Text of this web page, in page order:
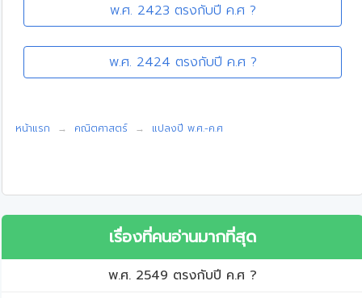
พ.ศ. 2423 ตรงกับปี ค.ศ ?
พ.ศ. 2424 ตรงกับปี ค.ศ ?
หน้าแรก คณิตศาสตร์ แปลงปี พ.ศ.-ค.ศ
เรื่องที่คนอ่านมากที่สุด
พ.ศ. 2549 ตรงกับปี ค.ศ ?